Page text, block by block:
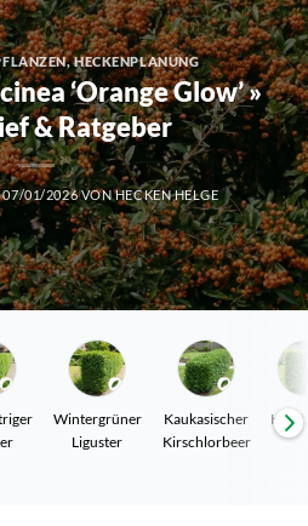
,HECKENPLANUNG
‘Orange Glow’ »
& Ratgeber
07/01/2026VONHECKEN HELGE
Wintergrüner
Liguster
Kaukasischer
Kirschlorbeer